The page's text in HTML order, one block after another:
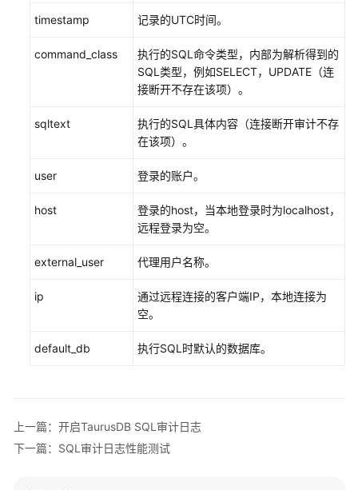
买
连
例
据
例
管
timestamp 记录的UTC时间。
command_class
执行的SQL命令类型，内部为解析得到的
SQL类型，例如SELECT，UPDATE（连
接断开不存在该项）。
sqltext
执行的SQL具体内容（连接断开审计不存
在该项）。
user 登录的账户。
host
登录的host，当本地登录时为localhost，
远程登录为空。
external_user 代理用户名称。
ip
通过远程连接的客户端IP，本地连接为
空。
default_db 执行SQL时默认的数据库。
上一篇：开启TaurusDB SQL审计日志
下一篇：SQL审计日志性能测试